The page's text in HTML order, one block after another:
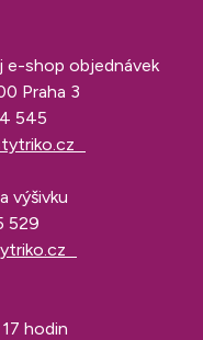
e-shop objednávek
Praha 3
545
výšivku
529
hodin